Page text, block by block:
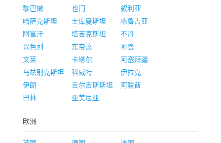
黎巴嫩
也门
叙利亚
哈萨克斯坦
土库曼斯坦
格鲁吉亚
阿富汗
塔吉克斯坦
不丹
以色列
东帝汶
阿曼
文莱
卡塔尔
阿塞拜疆
乌兹别克斯坦
科威特
伊拉克
伊朗
吉尔吉斯斯坦
阿联酋
巴林
亚美尼亚
欧洲